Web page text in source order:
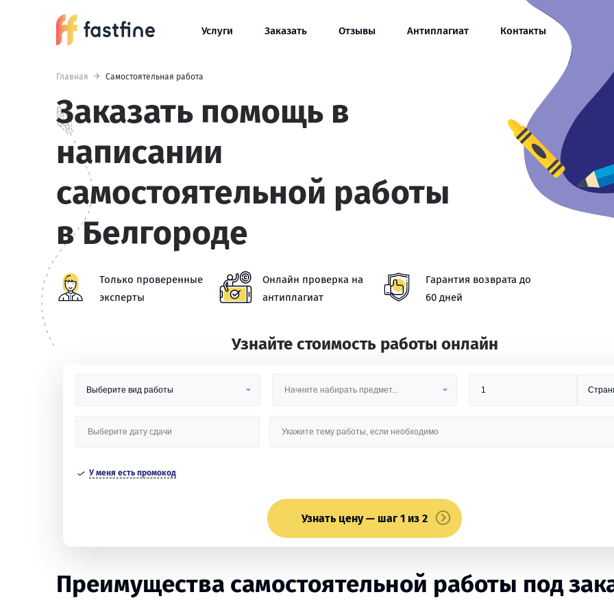
Услуги Заказать Отзывы Антиплагиат Контакты
Главная Самостоятельная работа
Заказать помощь в
написании
самостоятельной работы
в Белгороде
Только проверенные
эксперты
Онлайн проверка на
антиплагиат
Гарантия возврата до
60 дней
Узнайте стоимость работы онлайн
У меня есть промокод
Узнать цену — шаг 1 из 2
Преимущества самостоятельной работы под